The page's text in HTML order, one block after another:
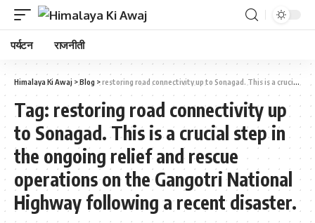
पर्यटन राजनीती
Himalaya Ki Awaj >Blog >restoring road connectivity up to Sonagad. This is a crucial step in the ongoing relief and rescue operations on the Gangotri National Highway following a recent disaster.
Tag: restoring road connectivity up
to Sonagad. This is a crucial step in
the ongoing relief and rescue
operations on the Gangotri National
Highway following a recent disaster.